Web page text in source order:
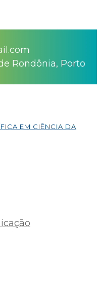
Rondônia, Porto
EM CIÊNCIA DA